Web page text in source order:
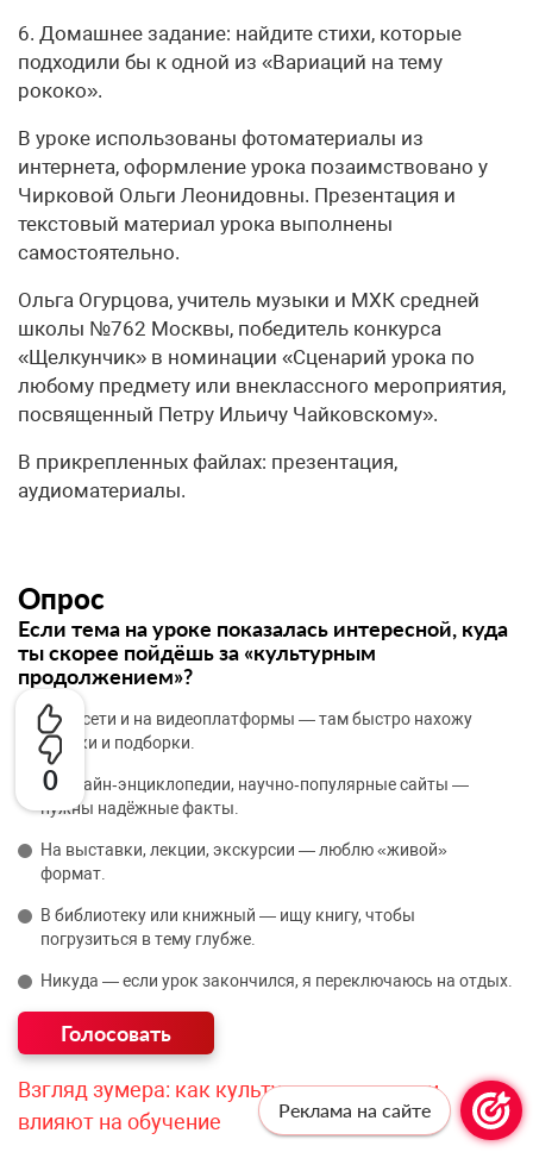
0
6. Домашнее задание: найдите стихи, которые
подходили бы к одной из «Вариаций на тему
рококо».
В уроке использованы фотоматериалы из
интернета, оформление урока позаимствовано у
Чирковой Ольги Леонидовны. Презентация и
текстовый материал урока выполнены
самостоятельно.
Ольга Огурцова, учитель музыки и МХК средней
школы №762 Москвы, победитель конкурса
«Щелкунчик» в номинации «Сценарий урока по
любому предмету или внеклассного мероприятия,
посвященный Петру Ильичу Чайковскому».
В прикрепленных файлах: презентация,
аудиоматериалы.
Опрос
Если тема на уроке показалась интересной, куда
ты скорее пойдёшь за «культурным
продолжением»?
В соцсети и на видеоплатформы — там быстро нахожу
ролики и подборки.
В онлайн‑энциклопедии, научно‑популярные сайты —
нужны надёжные факты.
На выставки, лекции, экскурсии — люблю «живой»
формат.
В библиотеку или книжный — ищу книгу, чтобы
погрузиться в тему глубже.
Никуда — если урок закончился, я переключаюсь на отдых.
Взгляд зумера: как культурные привычки
влияют на обучение
Реклама на сайте